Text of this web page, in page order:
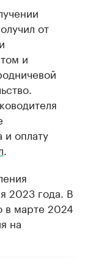
от
и
и оплату
.
2023 года. В
в марте 2024
на